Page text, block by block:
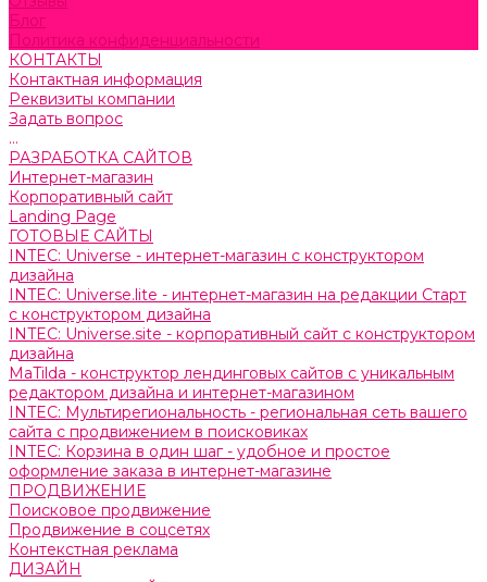
Блог
Политика конфиденциальности
КОНТАКТЫ
Контактная информация
Реквизиты компании
Задать вопрос
...
РАЗРАБОТКА САЙТОВ
Интернет-магазин
Корпоративный сайт
Landing Page
ГОТОВЫЕ САЙТЫ
INTEC: Universe - интернет-магазин с конструктором
дизайна
INTEC: Universe.lite - интернет-магазин на редакции Старт
с конструктором дизайна
INTEC: Universe.site - корпоративный сайт с конструктором
дизайна
MaTilda - конструктор лендинговых сайтов с уникальным
редактором дизайна и интернет-магазином
INTEC: Мультирегиональность - региональная сеть вашего
сайта с продвижением в поисковиках
INTEC: Корзина в один шаг - удобное и простое
оформление заказа в интернет-магазине
ПРОДВИЖЕНИЕ
Поисковое продвижение
Продвижение в соцсетях
Контекстная реклама
ДИЗАЙН